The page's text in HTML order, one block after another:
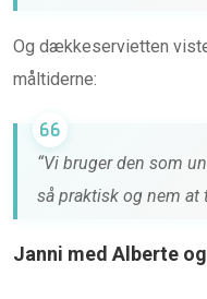
Og dækkeservietten
måltiderne:
“Vi bruger den som
så praktisk og nem at
Janni med Alberte